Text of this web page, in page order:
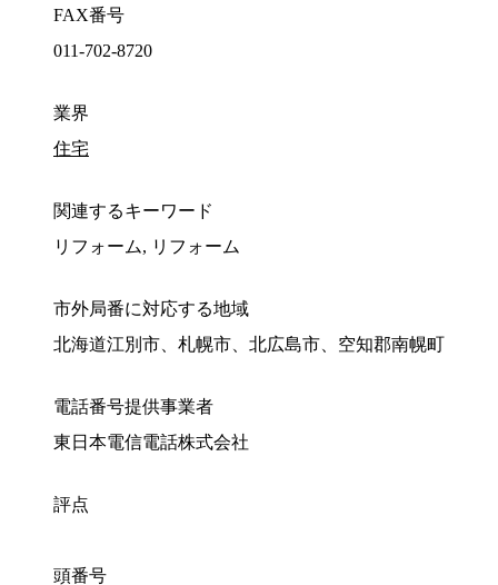
FAX番号
011-702-8720
業界
住宅
関連するキーワード
リフォーム, リフォーム
市外局番に対応する地域
北海道江別市、札幌市、北広島市、空知郡南幌町
電話番号提供事業者
東日本電信電話株式会社
評点
頭番号